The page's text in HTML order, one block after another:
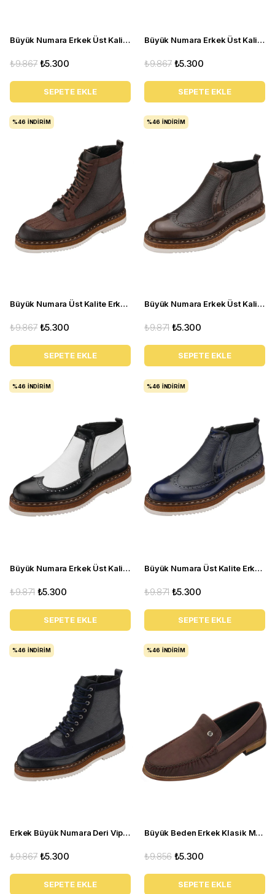
Büyük Numara Erkek Üst Kalite Deri Bot - ZM402 Kahve
₺5.300
₺9.867
SEPETE EKLE
Büyük Numara Erkek Üst Kalite Deri Bot - ZM402 Siyah
₺5.300
₺9.867
SEPETE EKLE
Büyük Numara Üst Kalite Erkek Deri Bot - ZM402 Kum Kahve
₺5.300
₺9.867
SEPETE EKLE
%46 İNDIRIM
Büyük Numara Erkek Üst Kalite Deri Bot - AGS4007 Kahve
₺5.300
₺9.871
SEPETE EKLE
%46 İNDIRIM
Büyük Numara Erkek Üst Kalite Deri Bot - AGS4007 Siyah Beyaz
₺5.300
₺9.871
SEPETE EKLE
%46 İNDIRIM
Büyük Numara Üst Kalite Erkek Deri Bot - AGS4007 Lacivert
₺5.300
₺9.871
SEPETE EKLE
%46 İNDIRIM
Erkek Büyük Numara Deri Vip Bot - ZM402 Lacivert
₺5.300
₺9.867
SEPETE EKLE
%46 İNDIRIM
Büyük Beden Erkek Klasik Makosen Nubuk Deri Ayakkabı - NV02 Kahve
₺5.300
₺9.856
SEPETE EKLE
%46 İNDIRIM